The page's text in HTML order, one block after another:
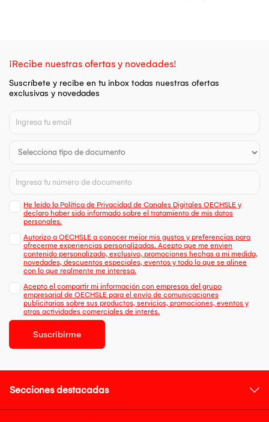
¡Recibe nuestras ofertas y novedades!
Suscríbete y recibe en tu inbox todas nuestras ofertas
exclusivas y novedades
He leído la Política de Privacidad de Canales Digitales OECHSLE y
declaro haber sido informado sobre el tratamiento de mis datos
personales.
Autorizo a OECHSLE a conocer mejor mis gustos y preferencias para
ofrecerme experiencias personalizadas. Acepto que me envien
contenido personalizado, exclusivo, promociones hechas a mi medida,
novedades, descuentos especiales, eventos y todo lo que se alinee
con lo que realmente me interesa.
Acepto el compartir mi información con empresas del grupo
empresarial de OECHSLE para el envío de comunicaciones
publicitarias sobre sus productos, servicios, promociones, eventos y
otras actividades comerciales de interés.
Suscribirme
Secciones destacadas